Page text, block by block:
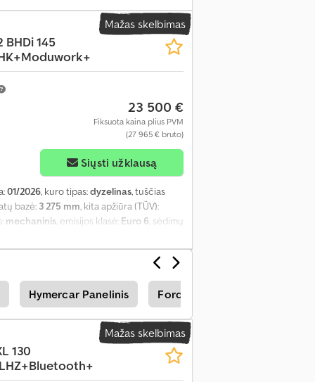
, Įranga:ABS,
elektroninė stabilumo programa (ESP),
pilna techninės priežiūros istorija,
viengulės lovos, virtuvė transporto
Mažas skelbimas
BHDi 145
23 500 €
Fiksuota kaina plius PVM
(27 965 € bruto)
Siųsti užklausą
01/2026, kuro tipas:dyzelinas, tuščias
bazė: 3 275 mm, kita apžiūra (TÜV):
mechaninis, emisijos klasė: Euro 6, sėdimų
ABS, borto kompiuteris, centrinis
kontrolė, naudoto automobilio
žibintai, statymo jutikliai,
Hymercar Panelinis Ford Transit Connect
Mažas skelbimas
130